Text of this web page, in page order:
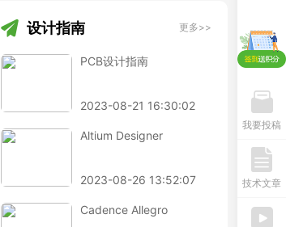
设计指南 更多>>
PCB设计指南
2023-08-21 16:30:02
Altium Designer
2023-08-26 13:52:07
Cadence Allegro
我要投稿
技术文章